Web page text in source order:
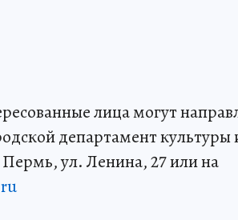
лица могут
департамент культуры
ул. Ленина, 27 или на